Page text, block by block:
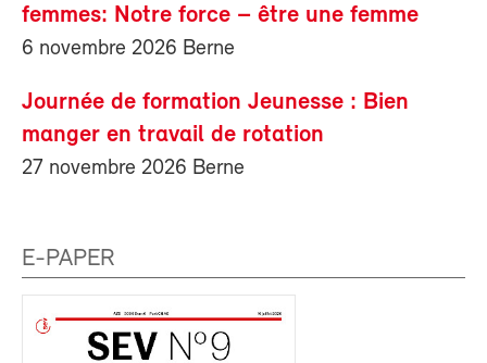
femmes: Notre force – être une femme
6 novembre 2026 Berne
Journée de formation Jeunesse : Bien
manger en travail de rotation
27 novembre 2026 Berne
E-PAPER